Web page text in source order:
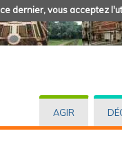
dernier, vous acceptez
AGIR